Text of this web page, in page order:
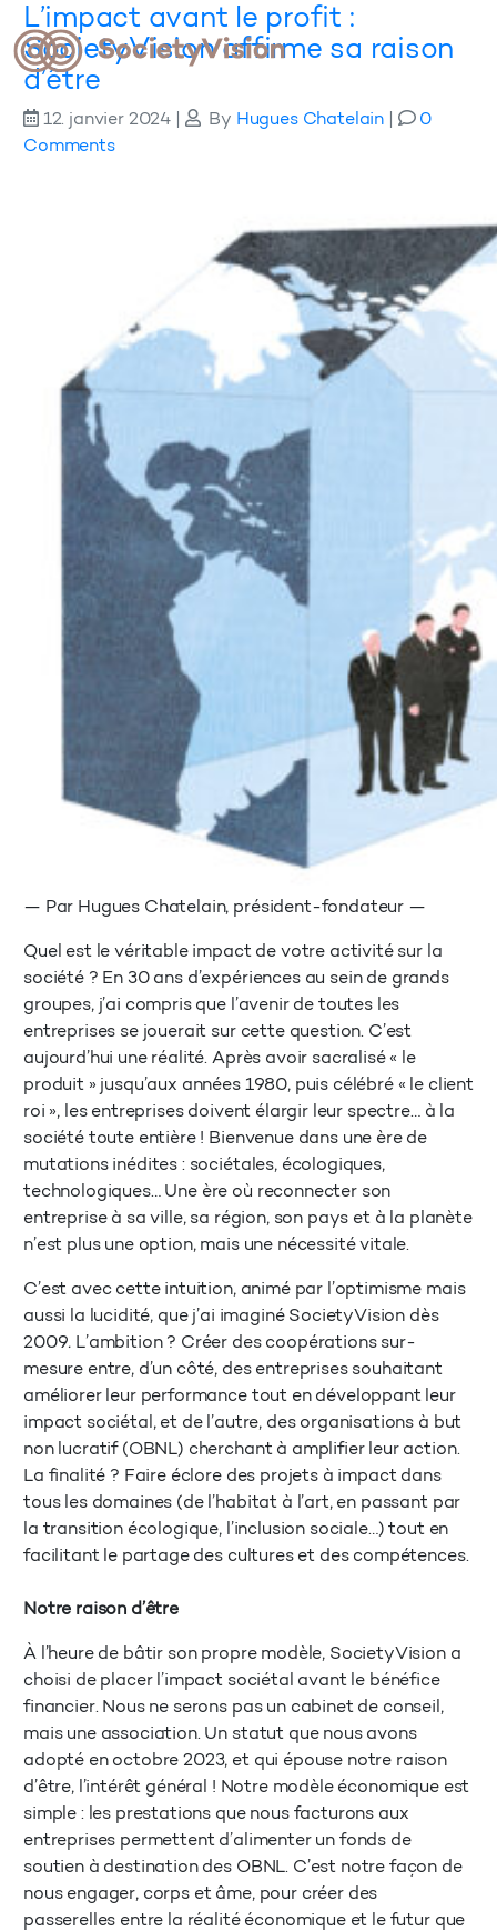
L’impact avant le profit :
SocietyVision affirme sa raison
d’être
12. janvier 2024 By Hugues Chatelain
0
Comments
— Par Hugues Chatelain, président-fondateur —
Quel est le véritable impact de votre activité sur la
société ? En 30 ans d’expériences au sein de grands
groupes, j’ai compris que l’avenir de toutes les
entreprises se jouerait sur cette question. C’est
aujourd’hui une réalité. Après avoir sacralisé « le
produit » jusqu’aux années 1980, puis célébré « le client
roi », les entreprises doivent élargir leur spectre… à la
société toute entière ! Bienvenue dans une ère de
mutations inédites : sociétales, écologiques,
technologiques… Une ère où reconnecter son
entreprise à sa ville, sa région, son pays et à la planète
n’est plus une option, mais une nécessité vitale.
C’est avec cette intuition, animé par l’optimisme mais
aussi la lucidité, que j’ai imaginé SocietyVision dès
2009. L’ambition ? Créer des coopérations sur-
mesure entre, d’un côté, des entreprises souhaitant
améliorer leur performance tout en développant leur
impact sociétal, et de l’autre, des organisations à but
non lucratif (OBNL) cherchant à amplifier leur action.
La finalité ? Faire éclore des projets à impact dans
tous les domaines (de l’habitat à l’art, en passant par
la transition écologique, l’inclusion sociale…) tout en
facilitant le partage des cultures et des compétences.
Notre raison d’être
À l’heure de bâtir son propre modèle, SocietyVision a
choisi de placer l’impact sociétal avant le bénéfice
financier. Nous ne serons pas un cabinet de conseil,
mais une association. Un statut que nous avons
adopté en octobre 2023, et qui épouse notre raison
d’être, l’intérêt général ! Notre modèle économique est
simple : les prestations que nous facturons aux
entreprises permettent d’alimenter un fonds de
soutien à destination des OBNL. C’est notre façon de
nous engager, corps et âme, pour créer des
passerelles entre la réalité économique et le futur que